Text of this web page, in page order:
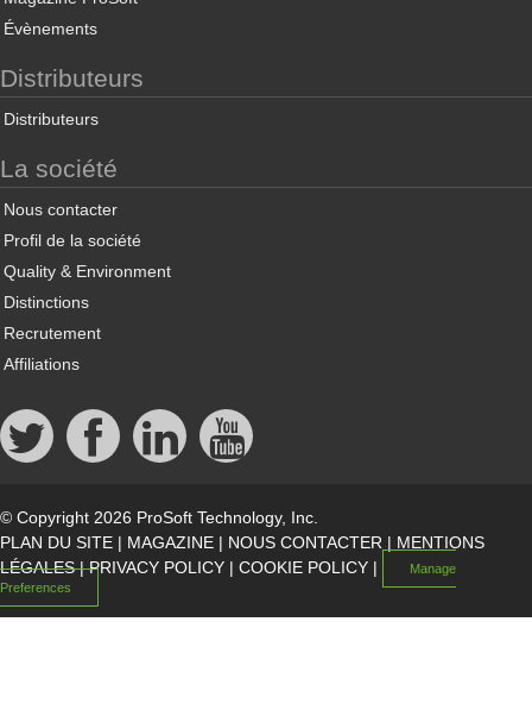
Évènements
Distributeurs
Distributeurs
La société
Nous contacter
Profil de la société
Quality & Environment
Distinctions
Recrutement
Affiliations
© Copyright 2026 ProSoft Technology, Inc.
PLAN DU SITE | MAGAZINE | NOUS CONTACTER | MENTIONS
LÉGALES|PRIVACY POLICY | COOKIE POLICY |
Manage
Preferences